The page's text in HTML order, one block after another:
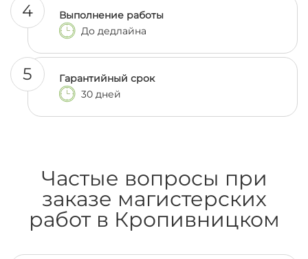
4
Выполнение работы
До дедлайна
5
Гарантийный срок
30 дней
Частые вопросы при
заказе магистерских
работ в Кропивницком